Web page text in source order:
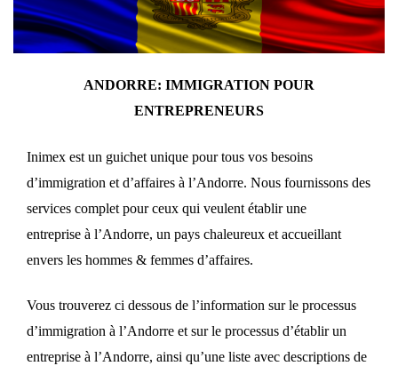
ANDORRE: IMMIGRATION POUR
ENTREPRENEURS
Inimex est un guichet unique pour tous vos besoins
d’immigration et d’affaires à l’Andorre. Nous fournissons des
services complet pour ceux qui veulent établir une
entreprise à l’Andorre, un pays chaleureux et accueillant
envers les hommes & femmes d’affaires.
Vous trouverez ci dessous de l’information sur le processus
d’immigration à l’Andorre et sur le processus d’établir un
entreprise à l’Andorre, ainsi qu’une liste avec descriptions de